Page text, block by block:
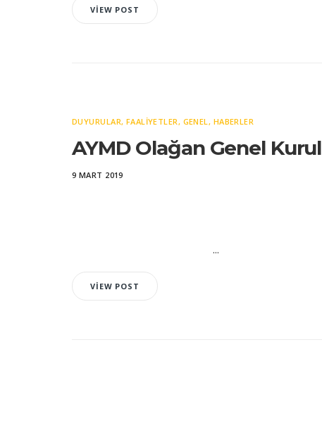
VIEW POST
DUYURULAR, FAALIYETLER, GENEL, HABERLER
AYMD Olağan Genel Kurul
9 MART 2019
...
VIEW POST